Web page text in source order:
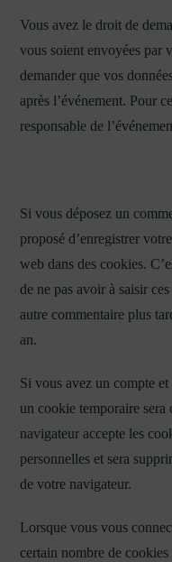
Vous avez le droit de
vous soient envoyées par
demander que vos
après l’événement. Pour
responsable de
Si vous déposez un
proposé d’enregistrer
web dans des cookies.
de ne pas avoir à saisir
autre commentaire plus
an.
Si vous avez un compte
un cookie temporaire
navigateur accepte les
personnelles et sera
de votre navigateur.
Lorsque vous vous
certain nombre de